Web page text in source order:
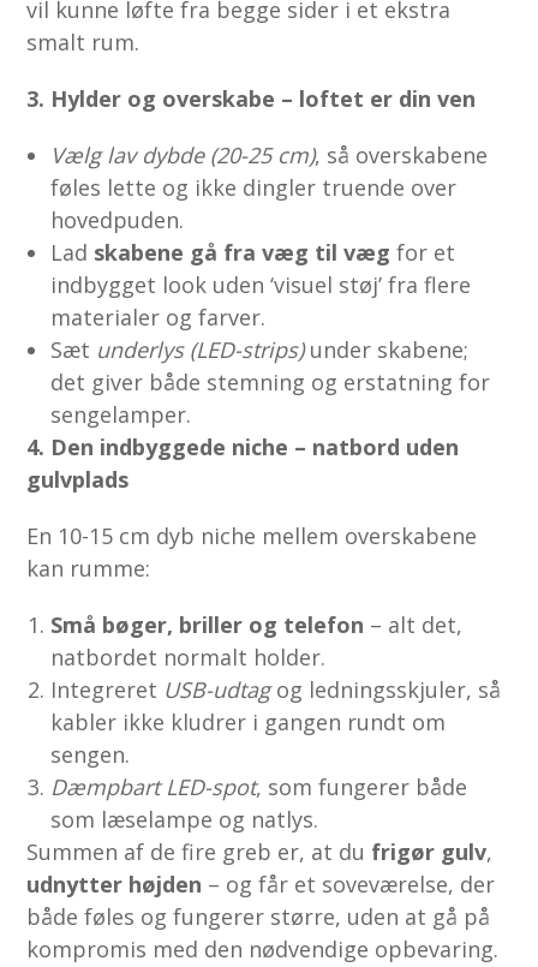
vil kunne løfte fra begge sider i et ekstra
smalt rum.
3. Hylder og overskabe – loftet er din ven
Vælg lav dybde (20-25 cm), så overskabene
føles lette og ikke dingler truende over
hovedpuden.
Lad skabene gå fra væg til væg for et
indbygget look uden ‘visuel støj’ fra flere
materialer og farver.
Sæt underlys (LED-strips)under skabene;
det giver både stemning og erstatning for
sengelamper.
4. Den indbyggede niche – natbord uden
gulvplads
En 10-15 cm dyb niche mellem overskabene
kan rumme:
Små bøger, briller og telefon – alt det,
natbordet normalt holder.
Integreret USB-udtagog ledningsskjuler, så
kabler ikke kludrer i gangen rundt om
sengen.
Dæmpbart LED-spot, som fungerer både
som læselampe og natlys.
Summen af de fire greb er, at du frigør gulv,
udnytter højden – og får et soveværelse, der
både føles og fungerer større, uden at gå på
kompromis med den nødvendige opbevaring.